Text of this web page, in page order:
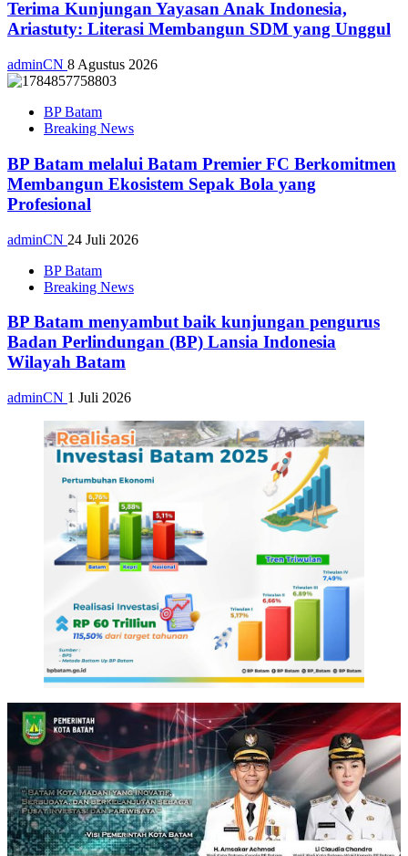
Terima Kunjungan Yayasan Anak Indonesia,
Ariastuty: Literasi Membangun SDM yang Unggul
adminCN 8 Agustus 2026
BP Batam
Breaking News
BP Batam melalui Batam Premier FC Berkomitmen
Membangun Ekosistem Sepak Bola yang
Profesional
adminCN 24 Juli 2026
BP Batam
Breaking News
BP Batam menyambut baik kunjungan pengurus
Badan Perlindungan (BP) Lansia Indonesia
Wilayah Batam
adminCN 1 Juli 2026